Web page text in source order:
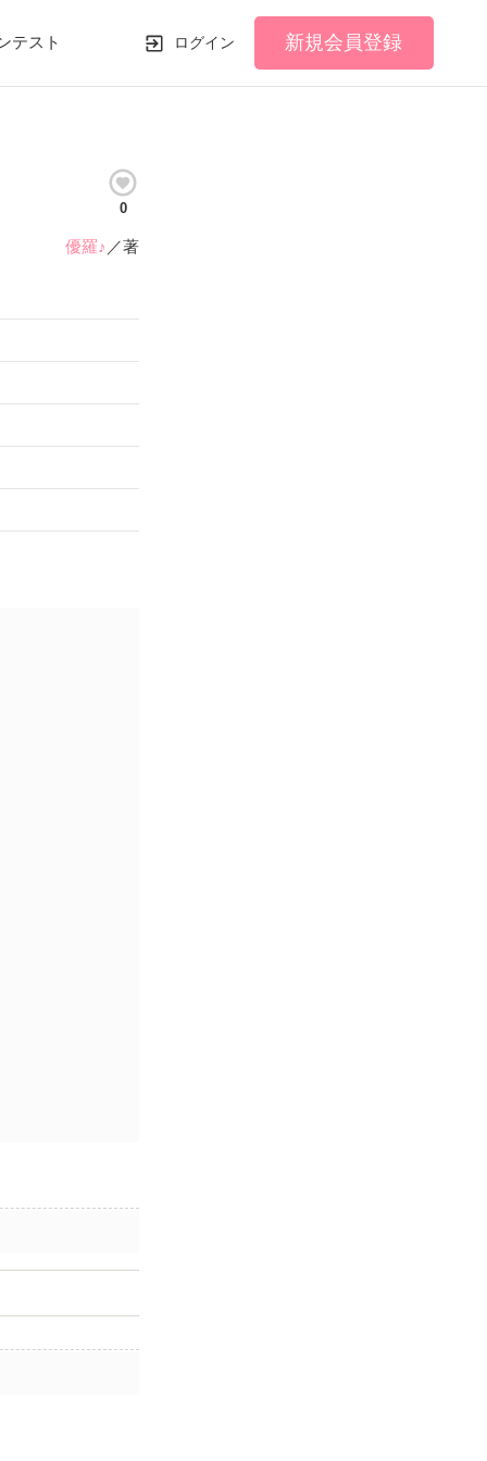
テスト ログイン 新規会員登録
0
優羅♪ ／著